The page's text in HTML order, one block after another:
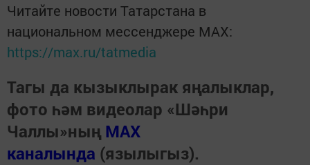
Читайте новости Татарстана в
национальном мессенджере MАХ:
https://max.ru/tatmedia
Тагы да кызыклырак яңалыклар,
фото һәм видеолар «Шәһри
Чаллы»ның MAX
каналында (язылыгыз).